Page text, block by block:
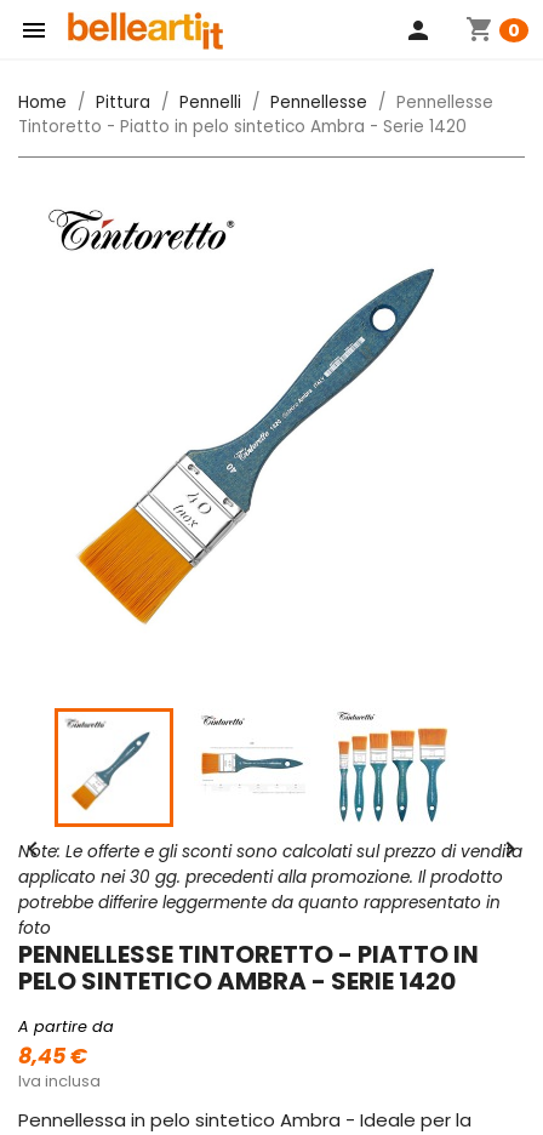
 shopping_cart 0
person
Home Pittura Pennelli Pennellesse
Pennellesse
Tintoretto - Piatto in pelo sintetico Ambra - Serie 1420
 
Note: Le offerte e gli sconti sono calcolati sul prezzo di vendita
applicato nei 30 gg. precedenti alla promozione. Il prodotto
potrebbe differire leggermente da quanto rappresentato in
foto
PENNELLESSE TINTORETTO - PIATTO IN
PELO SINTETICO AMBRA - SERIE 1420
A partire da
8,45 €
Iva inclusa
Pennellessa in pelo sintetico Ambra - Ideale per la